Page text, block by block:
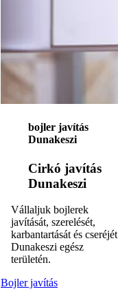
bojler javítás
Dunakeszi
Cirkó javítás
Dunakeszi
Vállaljuk bojlerek
javítását, szerelését,
karbantartását és cseréjét
Dunakeszi egész
területén.
Bojler javítás